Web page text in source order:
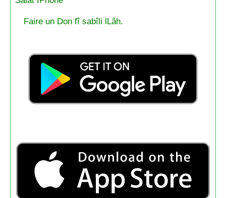
Faire un Don fî sabîli lLâh.